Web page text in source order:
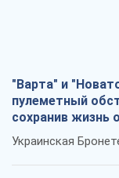
"Варта" и
пулеметный
сохранив жизнь
Украинская